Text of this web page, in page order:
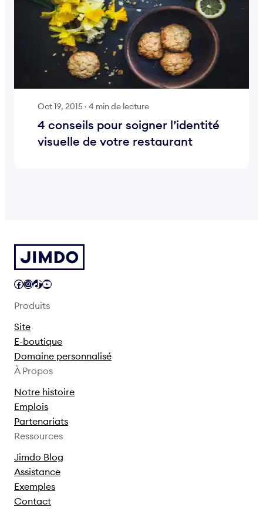
Oct 19, 2015 · 4 min de lecture
4 conseils pour soigner l’identité
visuelle de votre restaurant
Facebook InstagramTikTok YouTube
Produits
Site
E-boutique
Domaine personnalisé
À Propos
Notre histoire
Emplois
Partenariats
Ressources
Jimdo Blog
Assistance
Exemples
Contact